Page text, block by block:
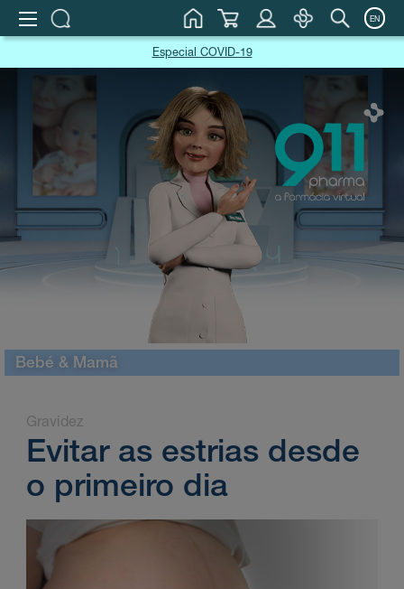
EN
Especial COVID-19
Bebé & Mamã
Gravidez
Evitar as estrias desde
o primeiro dia